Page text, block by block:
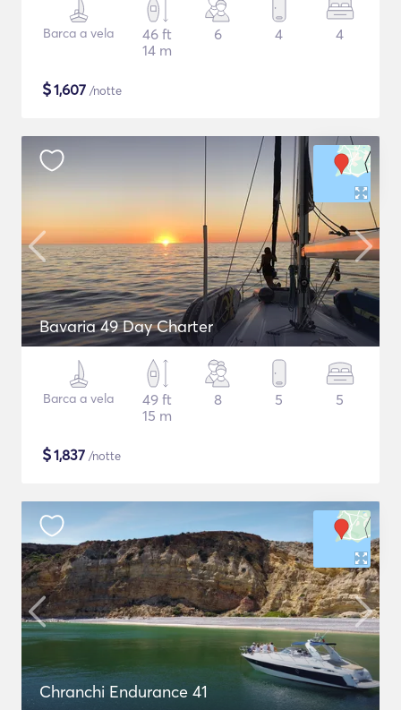
Barca a vela
46 ft
14 m
6 4 4
$1,607 /notte
Bavaria 49 Day Charter
Barca a vela
49 ft
15 m
8 5 5
$1,837 /notte
Chranchi Endurance 41